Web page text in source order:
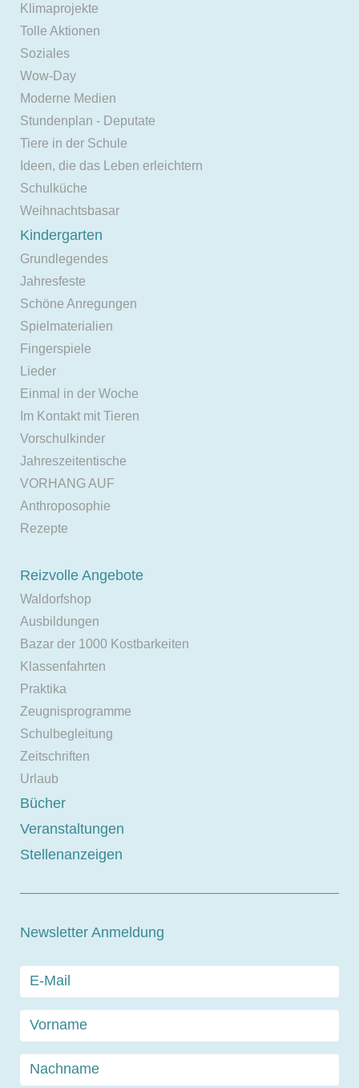
Klimaprojekte
Tolle Aktionen
Soziales
Wow-Day
Moderne Medien
Stundenplan - Deputate
Tiere in der Schule
Ideen, die das Leben erleichtern
Schulküche
Weihnachtsbasar
Kindergarten
Grundlegendes
Jahresfeste
Schöne Anregungen
Spielmaterialien
Fingerspiele
Lieder
Einmal in der Woche
Im Kontakt mit Tieren
Vorschulkinder
Jahreszeitentische
VORHANG AUF
Anthroposophie
Rezepte
Reizvolle Angebote
Waldorfshop
Ausbildungen
Bazar der 1000 Kostbarkeiten
Klassenfahrten
Praktika
Zeugnisprogramme
Schulbegleitung
Zeitschriften
Urlaub
Bücher
Veranstaltungen
Stellenanzeigen
Newsletter Anmeldung